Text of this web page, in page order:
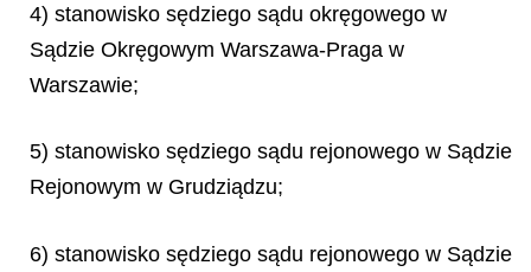
4) stanowisko sędziego sądu okręgowego w
Sądzie Okręgowym Warszawa-Praga w
Warszawie;
5) stanowisko sędziego sądu rejonowego w Sądzie
Rejonowym w Grudziądzu;
6) stanowisko sędziego sądu rejonowego w Sądzie